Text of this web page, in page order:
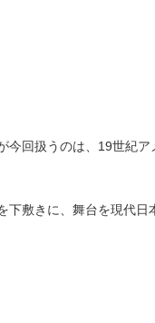
回扱うのは、19世紀
敷きに、舞台を現代